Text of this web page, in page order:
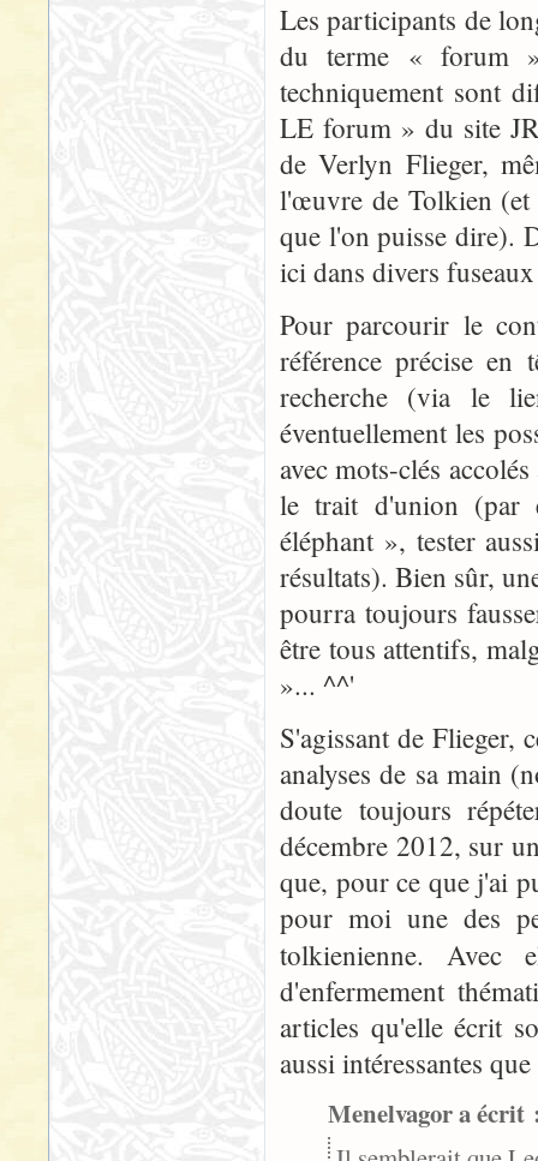
Les participants de
du terme « forum
techniquement sont
LE forum » du site
de Verlyn Flieger,
l'œuvre de Tolkien (et
que l'on puisse dire).
ici dans divers
Pour parcourir le
référence précise
recherche (via le
éventuellement les
avec mots-clés
le trait d'union (par
éléphant », tester
résultats). Bien sûr,
pourra toujours
être tous attentifs,
»... ^^'
S'agissant de Flieger,
analyses de sa main
doute toujours
décembre 2012, sur
que, pour ce que j'ai
pour moi une des
tolkienienne.
d'enfermement
articles qu'elle écrit
aussi intéressantes
Menelvagor a écrit